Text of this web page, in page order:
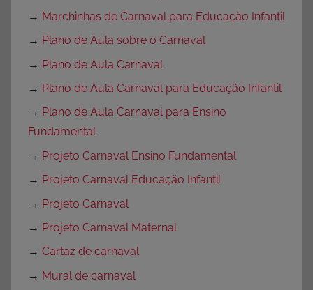
→ Marchinhas de Carnaval para Educação Infantil
→ Plano de Aula sobre o Carnaval
→ Plano de Aula Carnaval
→ Plano de Aula Carnaval para Educação Infantil
→ Plano de Aula Carnaval para Ensino
Fundamental
→ Projeto Carnaval Ensino Fundamental
→ Projeto Carnaval Educação Infantil
→ Projeto Carnaval
→ Projeto Carnaval Maternal
→ Cartaz de carnaval
→ Mural de carnaval